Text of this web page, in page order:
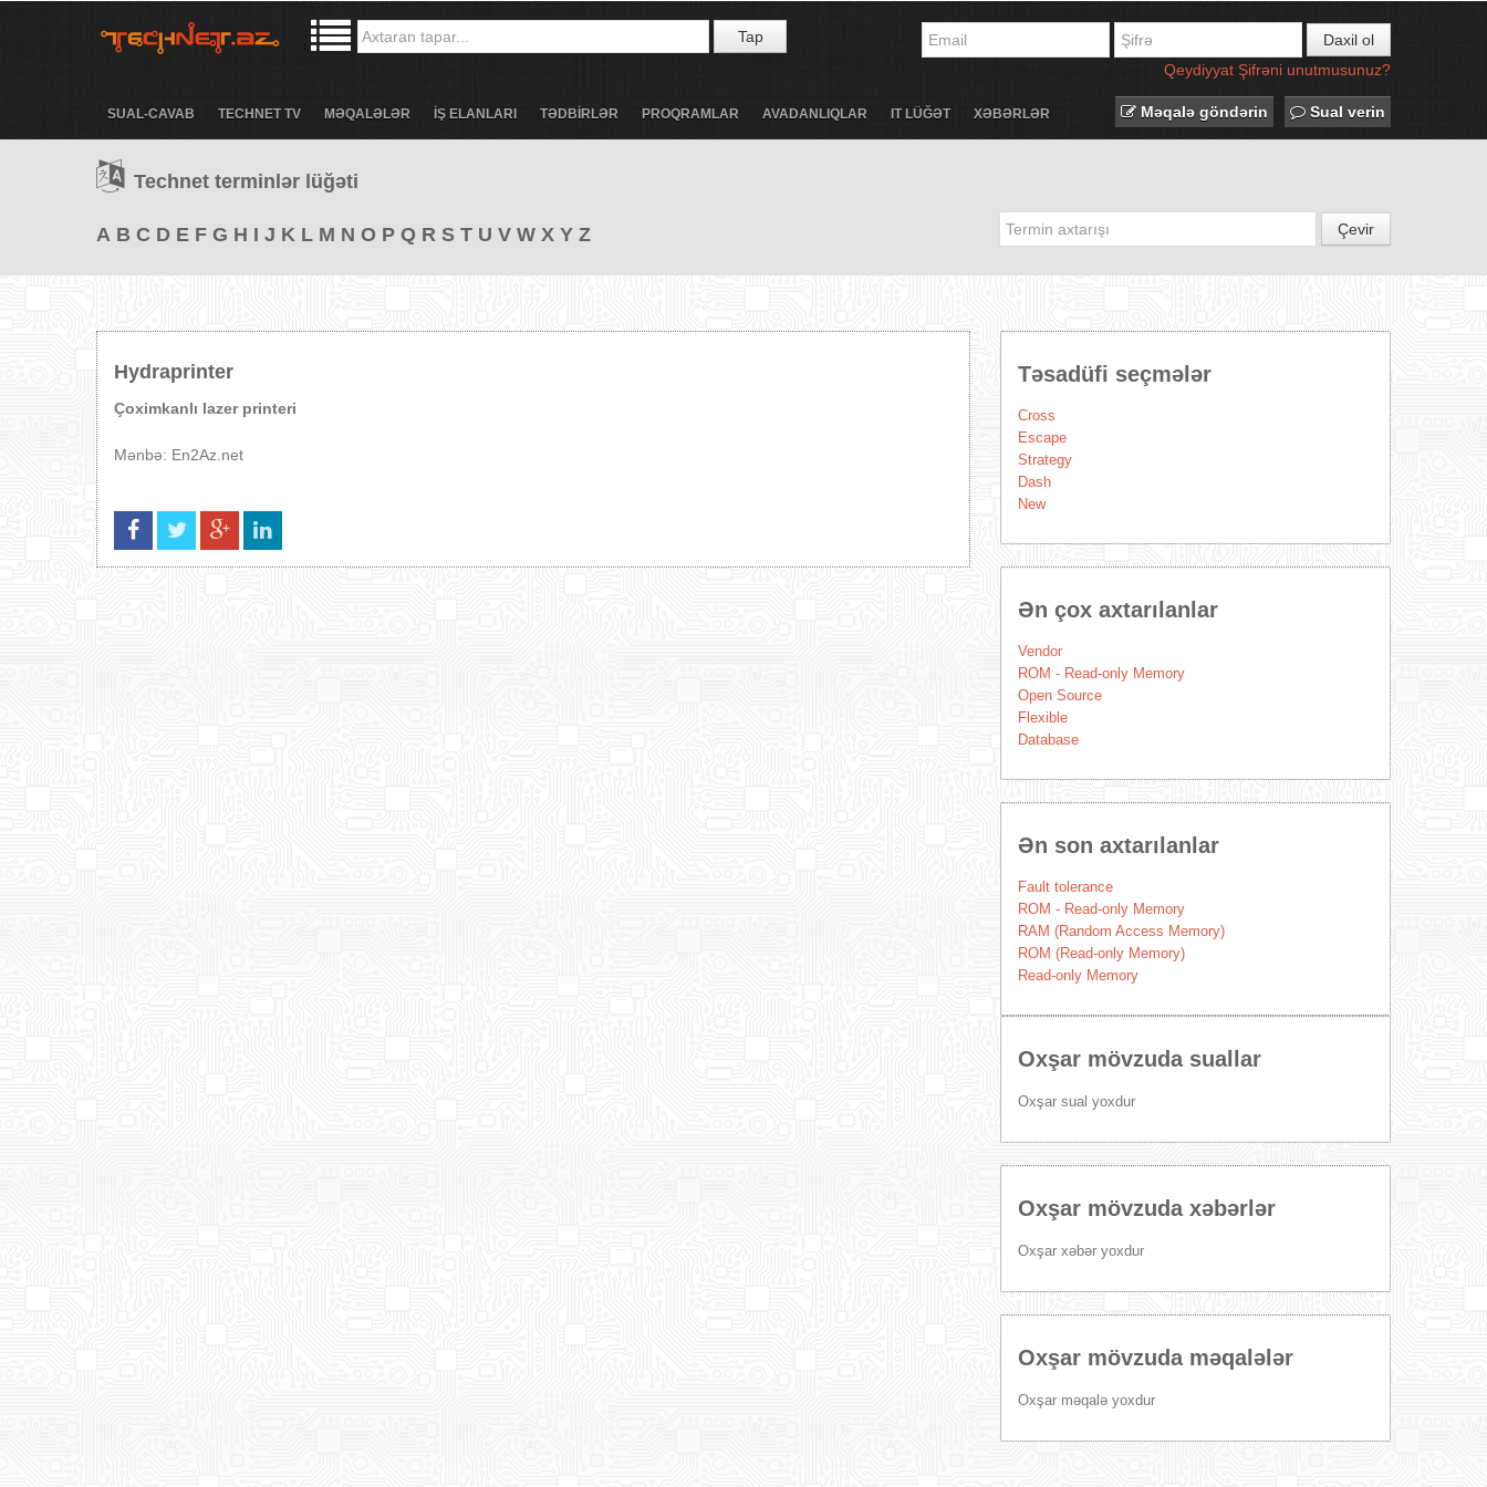
Tap
Daxil ol
Qeydiyyat Şifrəni unutmusunuz?
SUAL-CAVAB TECHNET TV MƏQALƏLƏR İŞ ELANLARI TƏDBİRLƏR PROQRAMLAR AVADANLIQLAR IT LÜĞƏT XƏBƏRLƏR Məqalə göndərin Sual verin
Technet terminlər lüğəti
A B C D E F G H I J K L M N O P Q R S T U V W X Y Z Çevir
Hydraprinter
Çoximkanlı lazer printeri
Mənbə: En2Az.net
Təsadüfi seçmələr
Cross
Escape
Strategy
Dash
New
Ən çox axtarılanlar
Vendor
ROM - Read-only Memory
Open Source
Flexible
Database
Ən son axtarılanlar
Fault tolerance
ROM - Read-only Memory
RAM (Random Access Memory)
ROM (Read-only Memory)
Read-only Memory
Oxşar mövzuda suallar
Oxşar sual yoxdur
Oxşar mövzuda xəbərlər
Oxşar xəbər yoxdur
Oxşar mövzuda məqalələr
Oxşar məqalə yoxdur